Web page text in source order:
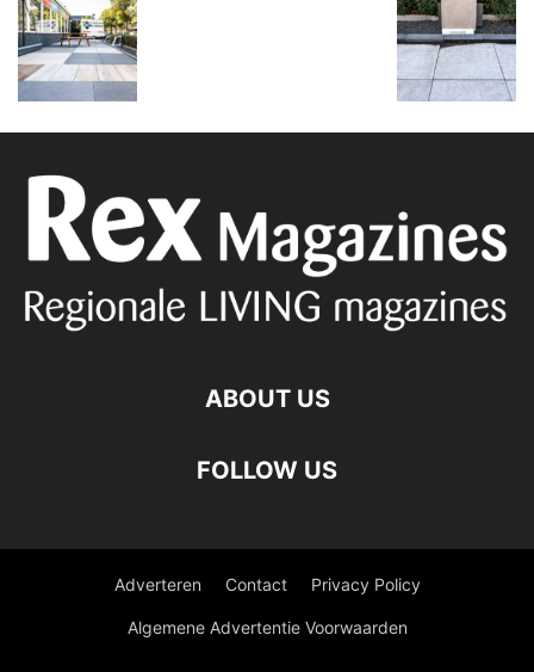
ABOUT US
FOLLOW US
Adverteren Contact Privacy Policy
Algemene Advertentie Voorwaarden